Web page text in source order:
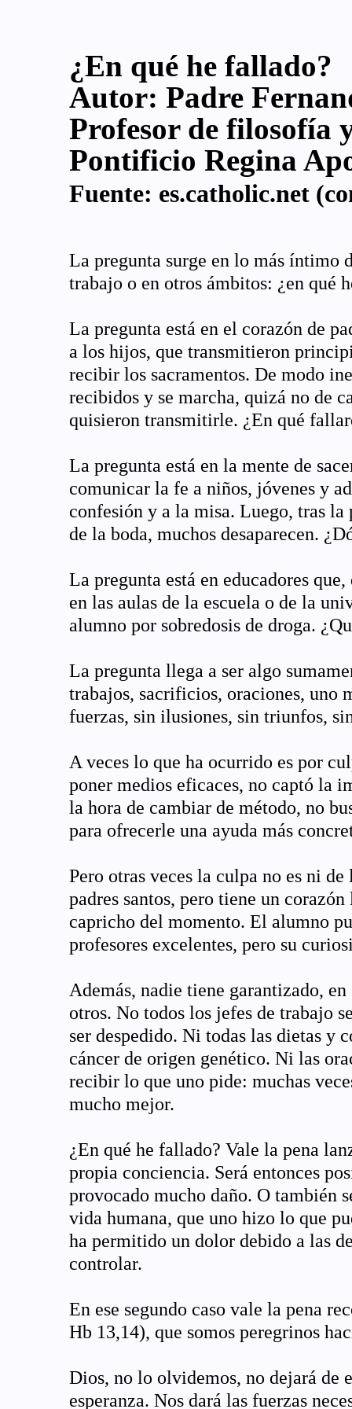
¿En qué he fallado?
Autor: Padre
Profesor de filosofía
Pontificio Regina
Fuente: es.catholic.net
La pregunta surge en lo más íntimo
trabajo o en otros ámbitos: ¿en qué
La pregunta está en el corazón de
a los hijos, que transmitieron
recibir los sacramentos. De modo
recibidos y se marcha, quizá no de
quisieron transmitirle. ¿En qué
La pregunta está en la mente de
comunicar la fe a niños, jóvenes y
confesión y a la misa. Luego, tras
de la boda, muchos desaparecen.
La pregunta está en educadores
en las aulas de la escuela o de la
alumno por sobredosis de droga.
La pregunta llega a ser algo
trabajos, sacrificios, oraciones, uno
fuerzas, sin ilusiones, sin triunfos,
A veces lo que ha ocurrido es por
poner medios eficaces, no captó la
la hora de cambiar de método, no
para ofrecerle una ayuda más
Pero otras veces la culpa no es ni
padres santos, pero tiene un
capricho del momento. El alumno
profesores excelentes, pero su
Además, nadie tiene garantizado,
otros. No todos los jefes de trabajo
ser despedido. Ni todas las dietas y
cáncer de origen genético. Ni las
recibir lo que uno pide: muchas
mucho mejor.
¿En qué he fallado? Vale la pena
propia conciencia. Será entonces
provocado mucho daño. O también
vida humana, que uno hizo lo que
ha permitido un dolor debido a las
controlar.
En ese segundo caso vale la pena
Hb 13,14), que somos peregrinos
Dios, no lo olvidemos, no dejará de
esperanza. Nos dará las fuerzas